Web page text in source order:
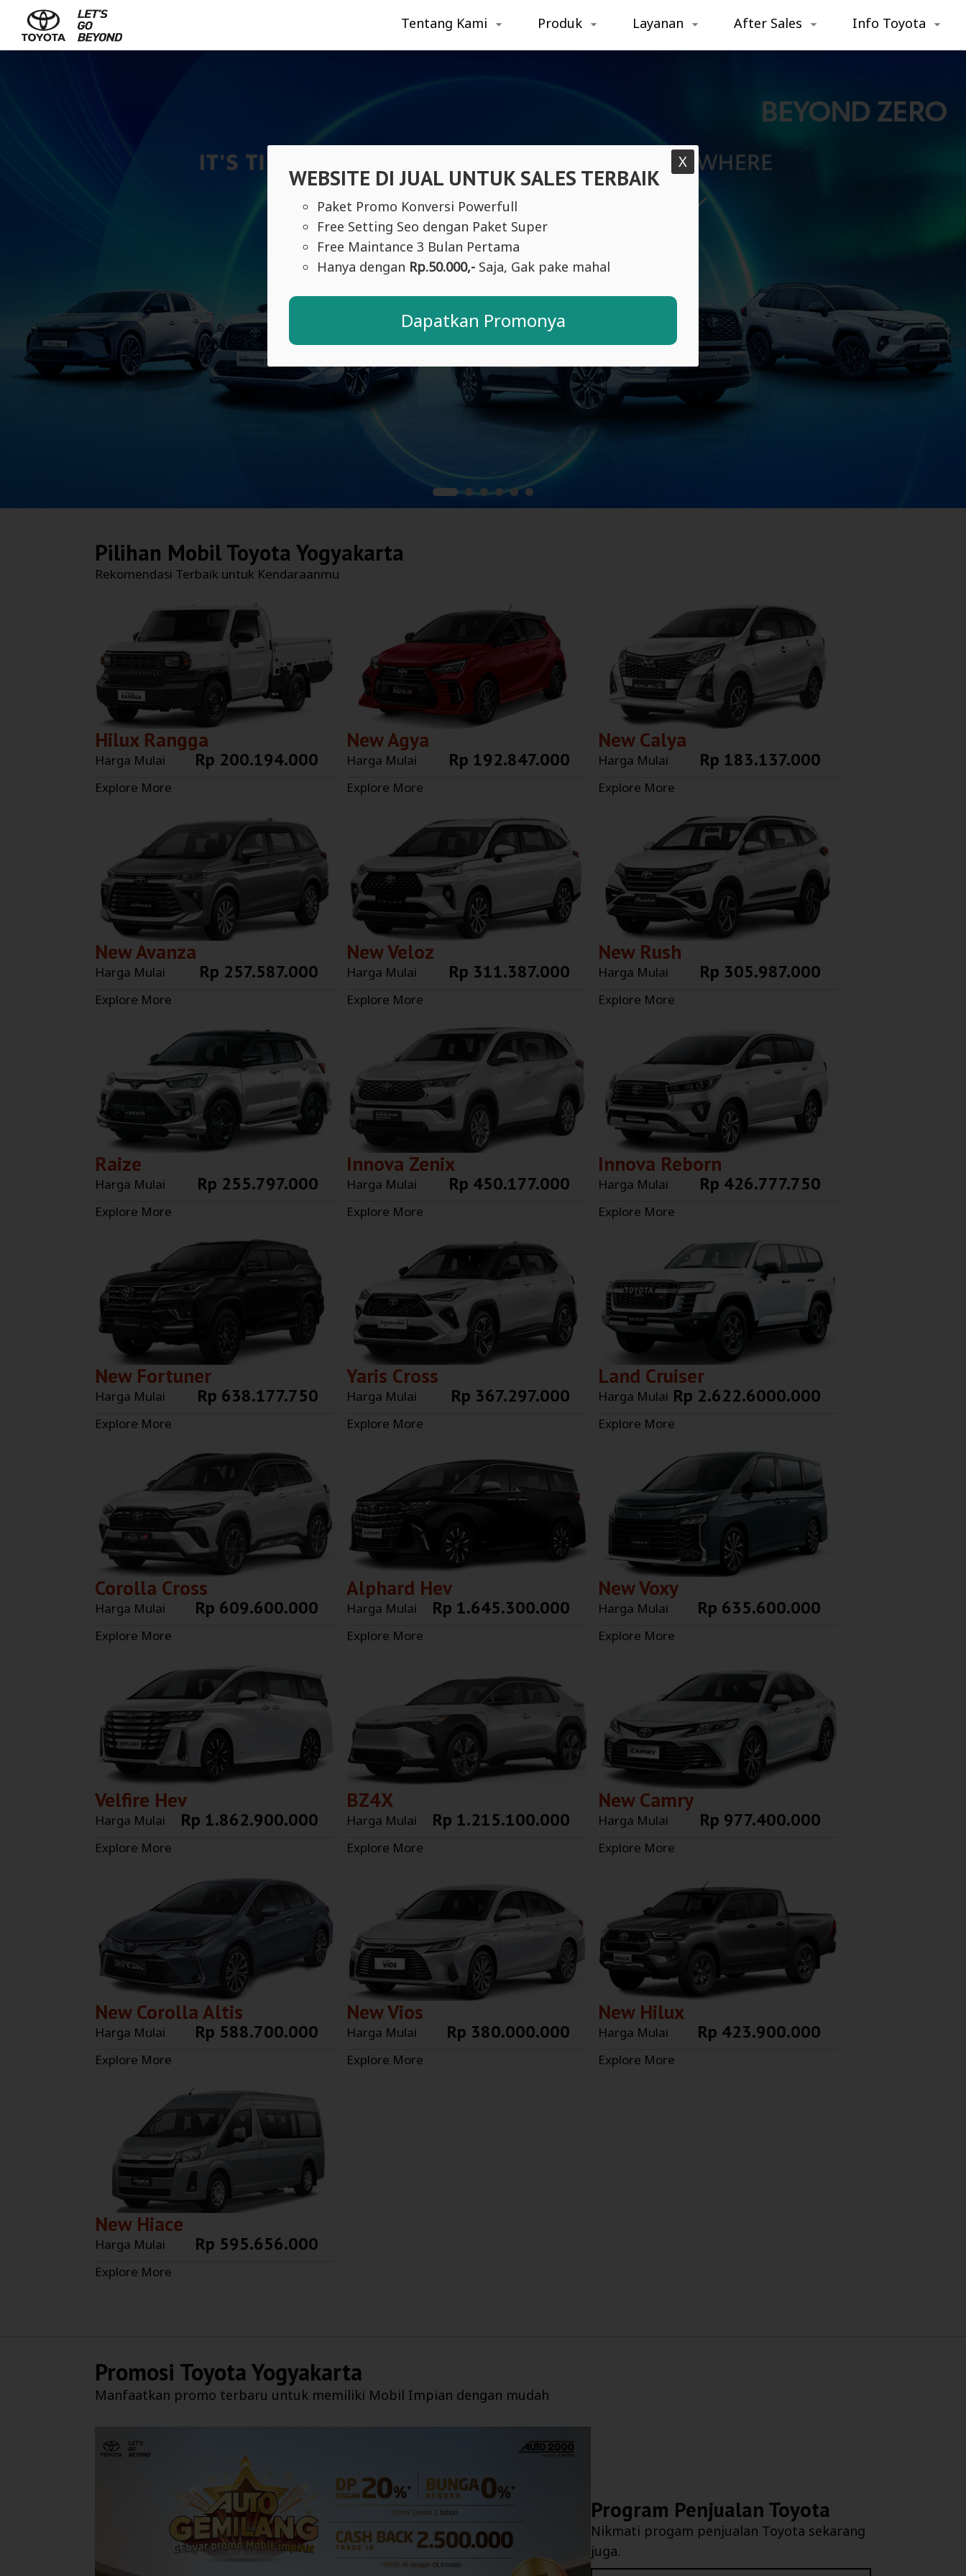
WEBSITE DI JUAL UNTUK SALES TERBAIK
Paket Promo Konversi Powerfull
Free Setting Seo dengan Paket Super
Free Maintance 3 Bulan Pertama
Hanya dengan Rp.50.000,-Saja, Gak pake mahal
Dapatkan Promonya
X
Tentang Kami Produk Layanan After Sales Info Toyota
Dekstop Banner 2
Pilihan Mobil Toyota Yogyakarta
Rekomendasi Terbaik untuk Kendaraanmu
Hilux Rangga
Harga Mulai Rp 200.194.000
Explore More
New Agya
Harga Mulai Rp 192.847.000
Explore More
New Calya
Harga Mulai Rp 183.137.000
Explore More
New Avanza
Harga Mulai Rp 257.587.000
Explore More
New Veloz
Harga Mulai Rp 311.387.000
Explore More
New Rush
Harga Mulai Rp 305.987.000
Explore More
Raize
Harga Mulai Rp 255.797.000
Explore More
Innova Zenix
Harga Mulai Rp 450.177.000
Explore More
Innova Reborn
Harga Mulai Rp 426.777.750
Explore More
New Fortuner
Harga Mulai Rp 638.177.750
Explore More
Yaris Cross
Harga Mulai Rp 367.297.000
Explore More
Land Cruiser
Harga Mulai Rp 2.622.6000.000
Explore More
Corolla Cross
Harga Mulai Rp 609.600.000
Explore More
Alphard Hev
Harga Mulai Rp 1.645.300.000
Explore More
New Voxy
Harga Mulai Rp 635.600.000
Explore More
Velfire Hev
Harga Mulai Rp 1.862.900.000
Explore More
BZ4X
Harga Mulai Rp 1.215.100.000
Explore More
New Camry
Harga Mulai Rp 977.400.000
Explore More
New Corolla Altis
Harga Mulai Rp 588.700.000
Explore More
New Vios
Harga Mulai Rp 380.000.000
Explore More
New Hilux
Harga Mulai Rp 423.900.000
Explore More
New Hiace
Harga Mulai Rp 595.656.000
Explore More
Promosi Toyota Yogyakarta
Manfaatkan promo terbaru untuk memiliki Mobil Impian dengan mudah
Program Penjualan Toyota
Nikmati progam penjualan Toyota sekarang
juga.